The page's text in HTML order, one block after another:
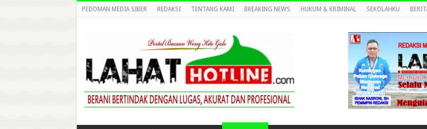
PEDOMAN MEDIA SIBER REDAKSI TENTANG KAMI BREAKING NEWS HUKUM & KRIMINAL SEKOLAHKU